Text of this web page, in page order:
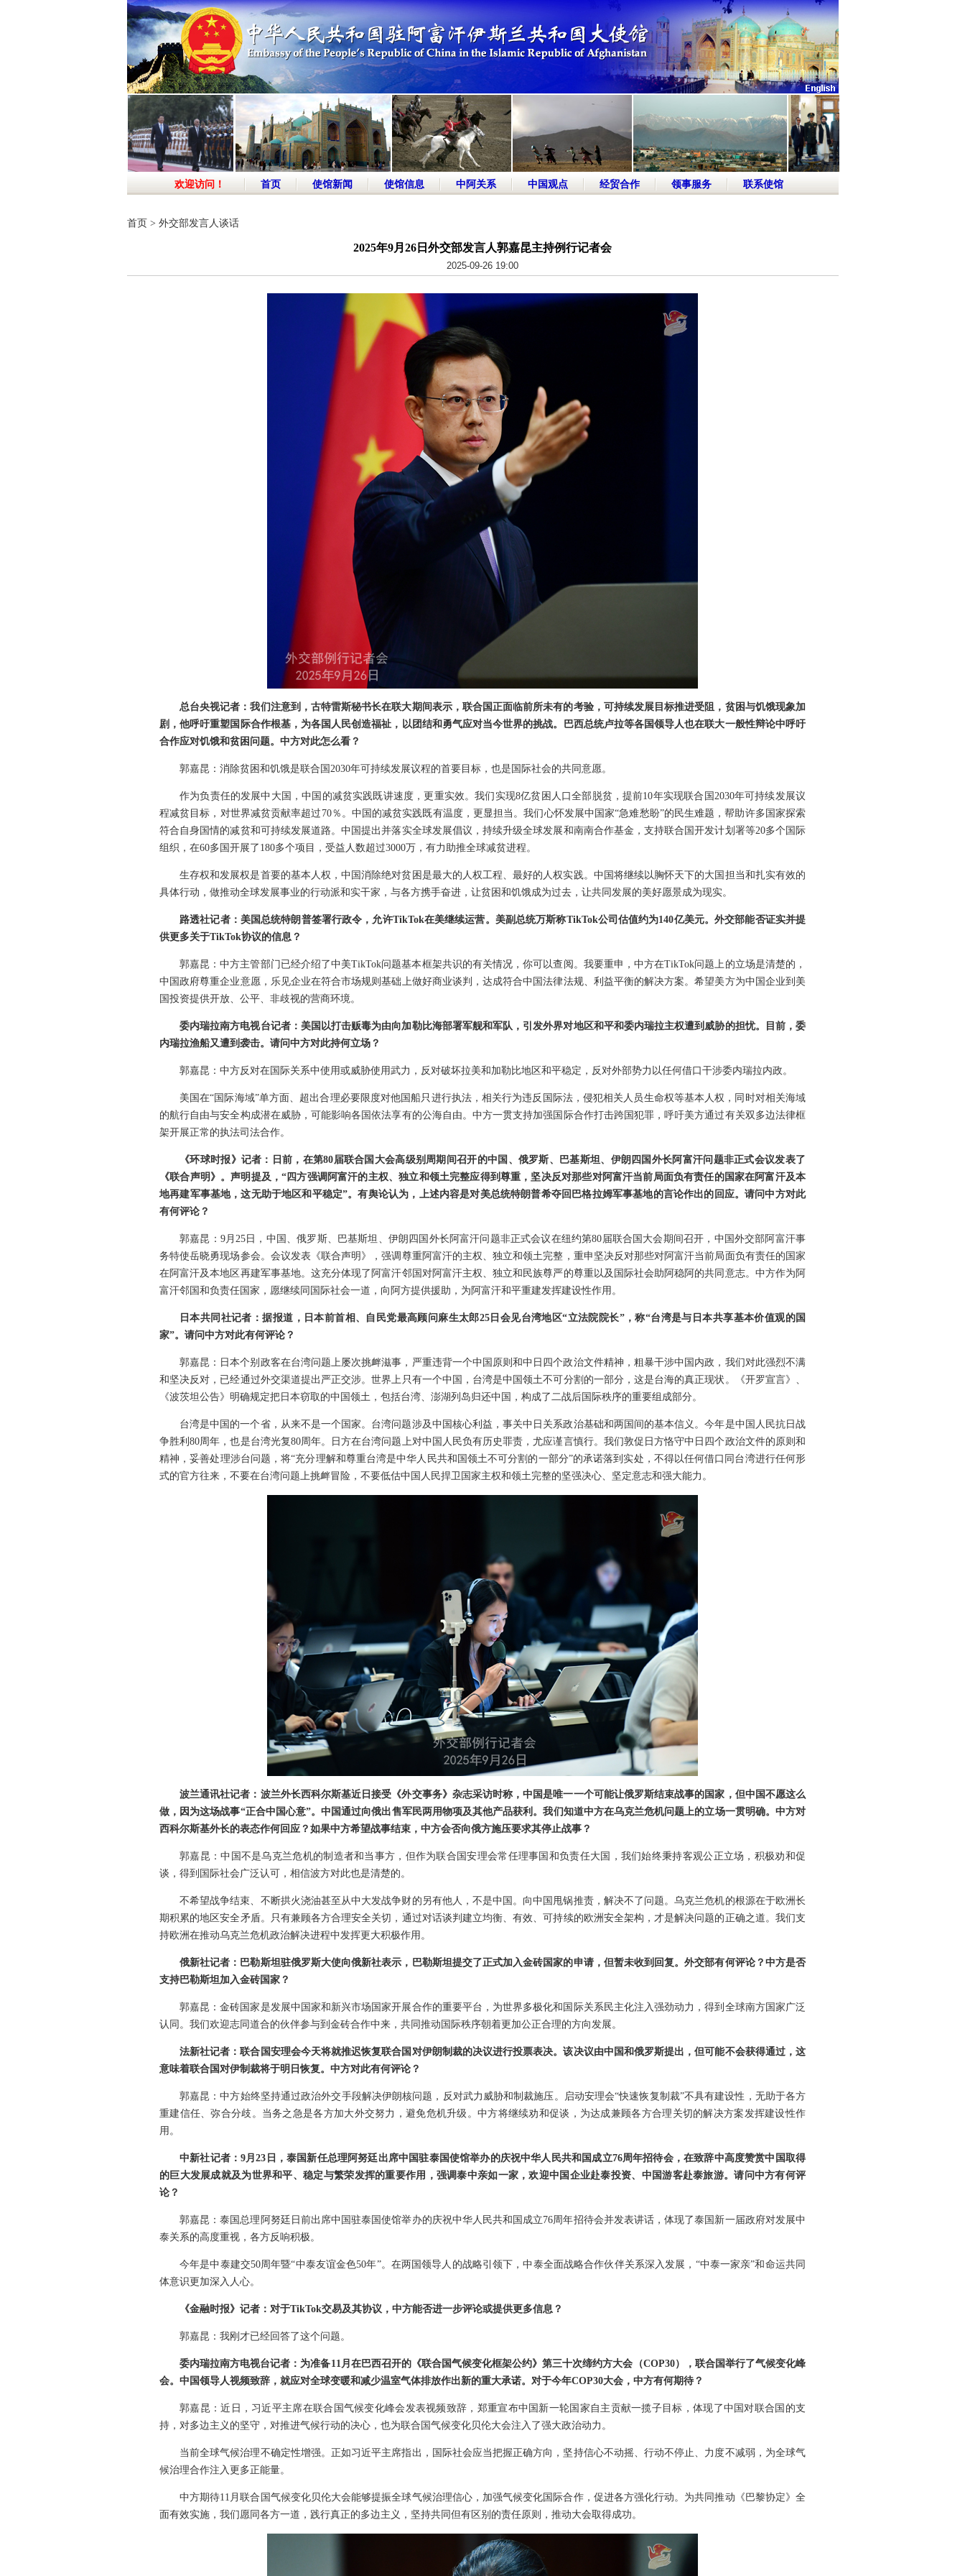
欢迎访问！ 首页 使馆新闻 使馆信息 中阿关系 中国观点 经贸合作 领事服务 联系使馆
首页 > 外交部发言人谈话
2025年9月26日外交部发言人郭嘉昆主持例行记者会
2025-09-26 19:00
总台央视记者：我们注意到，古特雷斯秘书长在联大期间表示，联合国正面临前所未有的考验，可持续发展目标推进受阻，贫困与饥饿现象加
剧，他呼吁重塑国际合作根基，为各国人民创造福祉，以团结和勇气应对当今世界的挑战。巴西总统卢拉等各国领导人也在联大一般性辩论中呼吁
合作应对饥饿和贫困问题。中方对此怎么看？
郭嘉昆：消除贫困和饥饿是联合国2030年可持续发展议程的首要目标，也是国际社会的共同意愿。
作为负责任的发展中大国，中国的减贫实践既讲速度，更重实效。我们实现8亿贫困人口全部脱贫，提前10年实现联合国2030年可持续发展议
程减贫目标，对世界减贫贡献率超过70％。中国的减贫实践既有温度，更显担当。我们心怀发展中国家“急难愁盼”的民生难题，帮助许多国家探索
符合自身国情的减贫和可持续发展道路。中国提出并落实全球发展倡议，持续升级全球发展和南南合作基金，支持联合国开发计划署等20多个国际
组织，在60多国开展了180多个项目，受益人数超过3000万，有力助推全球减贫进程。
生存权和发展权是首要的基本人权，中国消除绝对贫困是最大的人权工程、最好的人权实践。中国将继续以胸怀天下的大国担当和扎实有效的
具体行动，做推动全球发展事业的行动派和实干家，与各方携手奋进，让贫困和饥饿成为过去，让共同发展的美好愿景成为现实。
路透社记者：美国总统特朗普签署行政令，允许TikTok在美继续运营。美副总统万斯称TikTok公司估值约为140亿美元。外交部能否证实并提
供更多关于TikTok协议的信息？
郭嘉昆：中方主管部门已经介绍了中美TikTok问题基本框架共识的有关情况，你可以查阅。我要重申，中方在TikTok问题上的立场是清楚的，
中国政府尊重企业意愿，乐见企业在符合市场规则基础上做好商业谈判，达成符合中国法律法规、利益平衡的解决方案。希望美方为中国企业到美
国投资提供开放、公平、非歧视的营商环境。
委内瑞拉南方电视台记者：美国以打击贩毒为由向加勒比海部署军舰和军队，引发外界对地区和平和委内瑞拉主权遭到威胁的担忧。目前，委
内瑞拉渔船又遭到袭击。请问中方对此持何立场？
郭嘉昆：中方反对在国际关系中使用或威胁使用武力，反对破坏拉美和加勒比地区和平稳定，反对外部势力以任何借口干涉委内瑞拉内政。
美国在“国际海域”单方面、超出合理必要限度对他国船只进行执法，相关行为违反国际法，侵犯相关人员生命权等基本人权，同时对相关海域
的航行自由与安全构成潜在威胁，可能影响各国依法享有的公海自由。中方一贯支持加强国际合作打击跨国犯罪，呼吁美方通过有关双多边法律框
架开展正常的执法司法合作。
《环球时报》记者：日前，在第80届联合国大会高级别周期间召开的中国、俄罗斯、巴基斯坦、伊朗四国外长阿富汗问题非正式会议发表了
《联合声明》。声明提及，“四方强调阿富汗的主权、独立和领土完整应得到尊重，坚决反对那些对阿富汗当前局面负有责任的国家在阿富汗及本
地再建军事基地，这无助于地区和平稳定”。有舆论认为，上述内容是对美总统特朗普希夺回巴格拉姆军事基地的言论作出的回应。请问中方对此
有何评论？
郭嘉昆：9月25日，中国、俄罗斯、巴基斯坦、伊朗四国外长阿富汗问题非正式会议在纽约第80届联合国大会期间召开，中国外交部阿富汗事
务特使岳晓勇现场参会。会议发表《联合声明》，强调尊重阿富汗的主权、独立和领土完整，重申坚决反对那些对阿富汗当前局面负有责任的国家
在阿富汗及本地区再建军事基地。这充分体现了阿富汗邻国对阿富汗主权、独立和民族尊严的尊重以及国际社会助阿稳阿的共同意志。中方作为阿
富汗邻国和负责任国家，愿继续同国际社会一道，向阿方提供援助，为阿富汗和平重建发挥建设性作用。
日本共同社记者：据报道，日本前首相、自民党最高顾问麻生太郎25日会见台湾地区“立法院院长”，称“台湾是与日本共享基本价值观的国
家”。请问中方对此有何评论？
郭嘉昆：日本个别政客在台湾问题上屡次挑衅滋事，严重违背一个中国原则和中日四个政治文件精神，粗暴干涉中国内政，我们对此强烈不满
和坚决反对，已经通过外交渠道提出严正交涉。世界上只有一个中国，台湾是中国领土不可分割的一部分，这是台海的真正现状。《开罗宣言》、
《波茨坦公告》明确规定把日本窃取的中国领土，包括台湾、澎湖列岛归还中国，构成了二战后国际秩序的重要组成部分。
台湾是中国的一个省，从来不是一个国家。台湾问题涉及中国核心利益，事关中日关系政治基础和两国间的基本信义。今年是中国人民抗日战
争胜利80周年，也是台湾光复80周年。日方在台湾问题上对中国人民负有历史罪责，尤应谨言慎行。我们敦促日方恪守中日四个政治文件的原则和
精神，妥善处理涉台问题，将“充分理解和尊重台湾是中华人民共和国领土不可分割的一部分”的承诺落到实处，不得以任何借口同台湾进行任何形
式的官方往来，不要在台湾问题上挑衅冒险，不要低估中国人民捍卫国家主权和领土完整的坚强决心、坚定意志和强大能力。
波兰通讯社记者：波兰外长西科尔斯基近日接受《外交事务》杂志采访时称，中国是唯一一个可能让俄罗斯结束战事的国家，但中国不愿这么
做，因为这场战事“正合中国心意”。中国通过向俄出售军民两用物项及其他产品获利。我们知道中方在乌克兰危机问题上的立场一贯明确。中方对
西科尔斯基外长的表态作何回应？如果中方希望战事结束，中方会否向俄方施压要求其停止战事？
郭嘉昆：中国不是乌克兰危机的制造者和当事方，但作为联合国安理会常任理事国和负责任大国，我们始终秉持客观公正立场，积极劝和促
谈，得到国际社会广泛认可，相信波方对此也是清楚的。
不希望战争结束、不断拱火浇油甚至从中大发战争财的另有他人，不是中国。向中国甩锅推责，解决不了问题。乌克兰危机的根源在于欧洲长
期积累的地区安全矛盾。只有兼顾各方合理安全关切，通过对话谈判建立均衡、有效、可持续的欧洲安全架构，才是解决问题的正确之道。我们支
持欧洲在推动乌克兰危机政治解决进程中发挥更大积极作用。
俄新社记者：巴勒斯坦驻俄罗斯大使向俄新社表示，巴勒斯坦提交了正式加入金砖国家的申请，但暂未收到回复。外交部有何评论？中方是否
支持巴勒斯坦加入金砖国家？
郭嘉昆：金砖国家是发展中国家和新兴市场国家开展合作的重要平台，为世界多极化和国际关系民主化注入强劲动力，得到全球南方国家广泛
认同。我们欢迎志同道合的伙伴参与到金砖合作中来，共同推动国际秩序朝着更加公正合理的方向发展。
法新社记者：联合国安理会今天将就推迟恢复联合国对伊朗制裁的决议进行投票表决。该决议由中国和俄罗斯提出，但可能不会获得通过，这
意味着联合国对伊制裁将于明日恢复。中方对此有何评论？
郭嘉昆：中方始终坚持通过政治外交手段解决伊朗核问题，反对武力威胁和制裁施压。启动安理会“快速恢复制裁”不具有建设性，无助于各方
重建信任、弥合分歧。当务之急是各方加大外交努力，避免危机升级。中方将继续劝和促谈，为达成兼顾各方合理关切的解决方案发挥建设性作
用。
中新社记者：9月23日，泰国新任总理阿努廷出席中国驻泰国使馆举办的庆祝中华人民共和国成立76周年招待会，在致辞中高度赞赏中国取得
的巨大发展成就及为世界和平、稳定与繁荣发挥的重要作用，强调泰中亲如一家，欢迎中国企业赴泰投资、中国游客赴泰旅游。请问中方有何评
论？
郭嘉昆：泰国总理阿努廷日前出席中国驻泰国使馆举办的庆祝中华人民共和国成立76周年招待会并发表讲话，体现了泰国新一届政府对发展中
泰关系的高度重视，各方反响积极。
今年是中泰建交50周年暨“中泰友谊金色50年”。在两国领导人的战略引领下，中泰全面战略合作伙伴关系深入发展，“中泰一家亲”和命运共同
体意识更加深入人心。
《金融时报》记者：对于TikTok交易及其协议，中方能否进一步评论或提供更多信息？
郭嘉昆：我刚才已经回答了这个问题。
委内瑞拉南方电视台记者：为准备11月在巴西召开的《联合国气候变化框架公约》第三十次缔约方大会（COP30），联合国举行了气候变化峰
会。中国领导人视频致辞，就应对全球变暖和减少温室气体排放作出新的重大承诺。对于今年COP30大会，中方有何期待？
郭嘉昆：近日，习近平主席在联合国气候变化峰会发表视频致辞，郑重宣布中国新一轮国家自主贡献一揽子目标，体现了中国对联合国的支
持，对多边主义的坚守，对推进气候行动的决心，也为联合国气候变化贝伦大会注入了强大政治动力。
当前全球气候治理不确定性增强。正如习近平主席指出，国际社会应当把握正确方向，坚持信心不动摇、行动不停止、力度不减弱，为全球气
候治理合作注入更多正能量。
中方期待11月联合国气候变化贝伦大会能够提振全球气候治理信心，加强气候变化国际合作，促进各方强化行动。为共同推动《巴黎协定》全
面有效实施，我们愿同各方一道，践行真正的多边主义，坚持共同但有区别的责任原则，推动大会取得成功。